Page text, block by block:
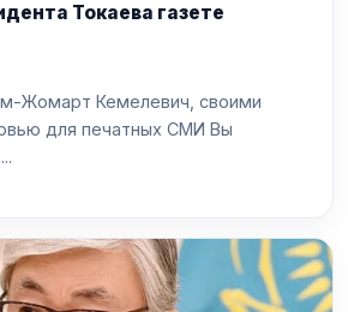
Токаева газете
Жомарт Кемелевич, своими
для печатных СМИ Вы